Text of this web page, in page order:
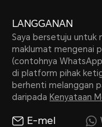
LANGGANAN
Saya bersetuju untuk
maklumat mengenai
(contohnya
di platform pihak
berhenti melanggan
daripada Kenyataan
E-mel